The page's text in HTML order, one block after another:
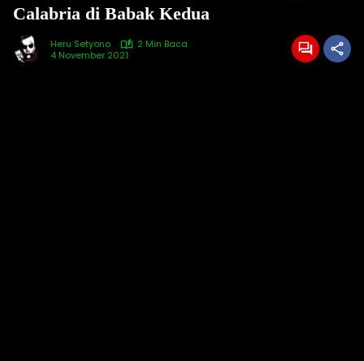
Calabria di Babak Kedua
Heru Setyono
2 Min Baca
4 November 2021